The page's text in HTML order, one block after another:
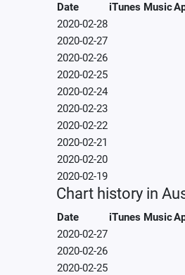
Date iTunes Music
2020-02-28
2020-02-27
2020-02-26
2020-02-25
2020-02-24
2020-02-23
2020-02-22
2020-02-21
2020-02-20
2020-02-19
Chart history in
Date iTunes Music
2020-02-27
2020-02-26
2020-02-25